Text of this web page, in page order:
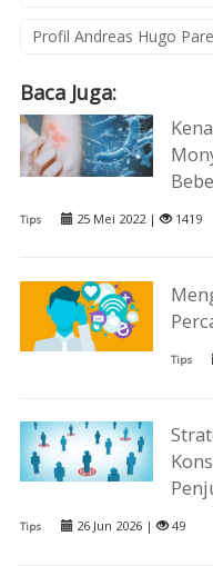
Profil Andreas Hugo
Baca Juga:
Tips 25 Mei 2022 | 1419
Tips
Tips 26 Jun 2026 | 49